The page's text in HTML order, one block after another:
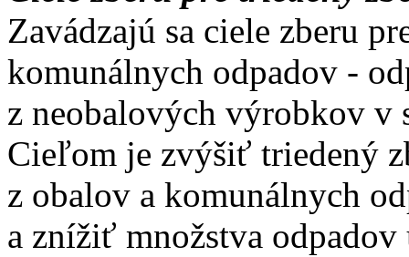
Zavádzajú sa ciele zberu
komunálnych odpadov -
z neobalových výrobkov v
Cieľom je zvýšiť triedený
z obalov a komunálnych
a znížiť množstva